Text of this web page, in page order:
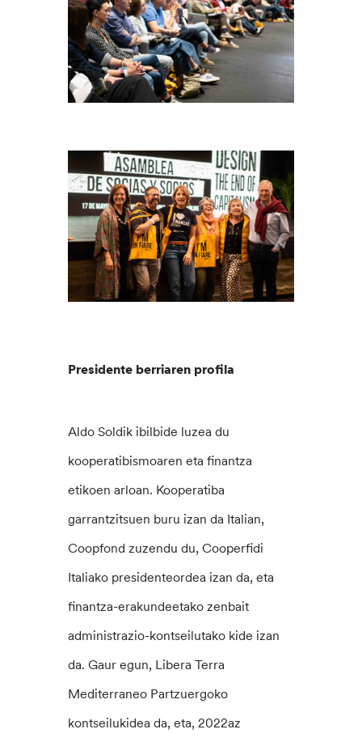
Presidente berriaren profila
Aldo Soldik ibilbide luzea du
kooperatibismoaren eta finantza
etikoen arloan. Kooperatiba
garrantzitsuen buru izan da Italian,
Coopfond zuzendu du, Cooperfidi
Italiako presidenteordea izan da, eta
finantza-erakundeetako zenbait
administrazio-kontseilutako kide izan
da. Gaur egun, Libera Terra
Mediterraneo Partzuergoko
kontseilukidea da, eta, 2022az